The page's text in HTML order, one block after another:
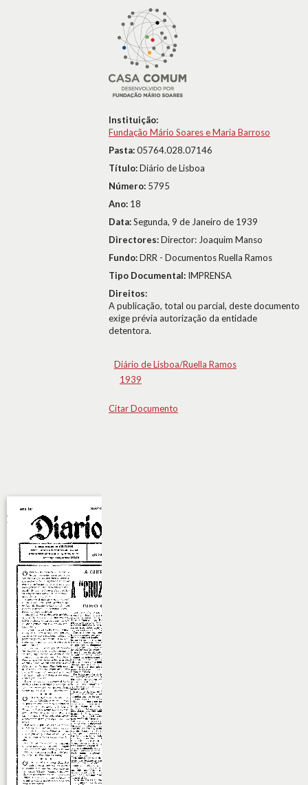
Instituição:
Fundação Mário Soares e Maria Barroso
Pasta:05764.028.07146
Título:Diário de Lisboa
Número: 5795
Ano: 18
Data:Segunda, 9 de Janeiro de 1939
Directores:Director: Joaquim Manso
Fundo:DRR - Documentos Ruella Ramos
Tipo Documental: IMPRENSA
Direitos:
A publicação, total ou parcial, deste documento
exige prévia autorização da entidade
detentora.
Diário de Lisboa/Ruella Ramos
1939
Citar Documento